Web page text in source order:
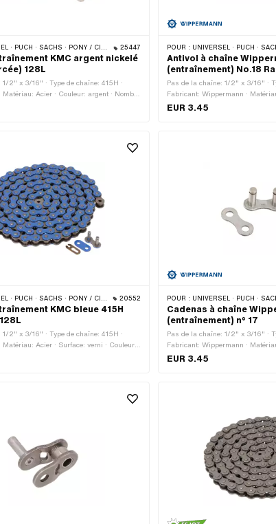
· PONY / CILO (BÊTA 521 & 512) · ZÜNDAPP BELMONDO · TOMOS · BYE BIKE 25447
KMC argent nickelé
128L
2" x 3/16" · Type de chaîne: 415H ·
Matériau: Acier · Couleur: argent · Nombre
· Circonférence de roulement: 1626
POUR : UNIVERSEL · PUCH · SACHS · PONY / CILO (BÊTA 521 & 512) ·
Antivol à chaîne
(entraînement) No.18
Pas de la chaîne: 1/2" x 3/16" ·
Fabricant: Wippermann ·
Couleur: graphite · Type de
EUR 3.45
· PONY / CILO (BÊTA 521 & 512) · ZÜNDAPP BELMONDO · TOMOS · BYE BIKE 20552
KMC bleue 415H
2" x 3/16" · Type de chaîne: 415H ·
Matériau: Acier · Surface: verni · Couleur:
128 pcs · Circonférence de
POUR : UNIVERSEL · PUCH · SACHS · PONY / CILO (BÊTA 521 & 512) ·
Cadenas à chaîne
(entraînement) n° 17
Pas de la chaîne: 1/2" x 3/16" ·
Fabricant: Wippermann ·
Nombre de maillons: 1 pcs · Type
EUR 3.45